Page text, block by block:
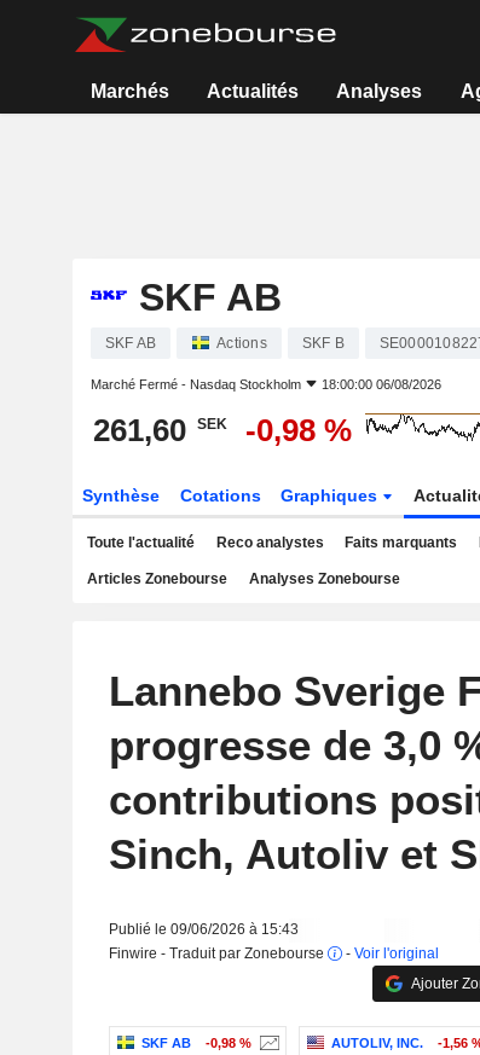
Marchés Actualités Analyses
SKF AB
SKF AB Actions SKF B
Marché Fermé - Nasdaq Stockholm 18:00:00 06/08/2026
261,60 SEK -0,98 %
Synthèse Cotations Graphiques
Toute l'actualité Reco analystes Faits marquants
Articles Zonebourse Analyses Zonebourse
Lannebo Sverige
progresse de 3,0
contributions
Sinch, Autoliv et
Publié le 09/06/2026 à 15:43
Finwire - Traduit par Zonebourse
- Voir l'original
Ajouter
SKF AB -0,98 % AUTOLIV, INC. -1,56